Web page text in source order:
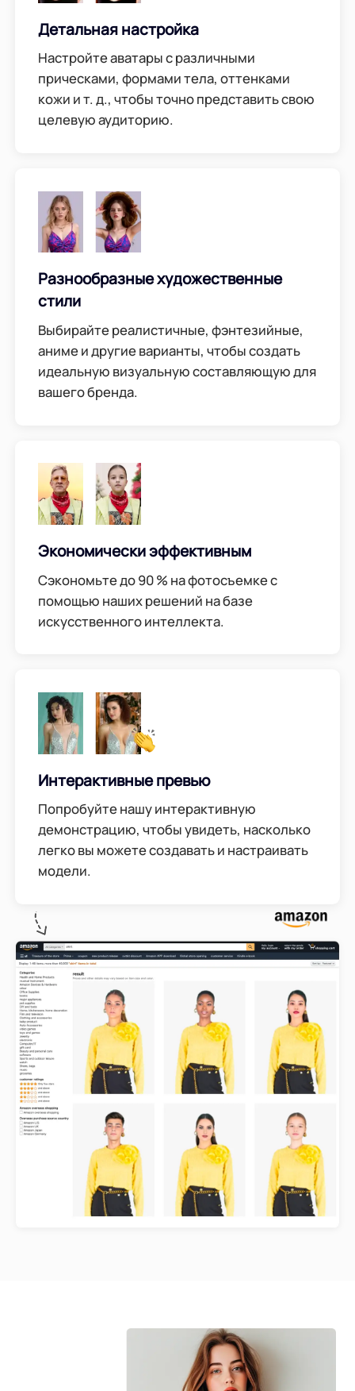
Детальная настройка
Настройте аватары с различными
прическами, формами тела, оттенками
кожи и т. д., чтобы точно представить свою
целевую аудиторию.
Разнообразные художественные
стили
Выбирайте реалистичные, фэнтезийные,
аниме и другие варианты, чтобы создать
идеальную визуальную составляющую для
вашего бренда.
Экономически эффективным
Сэкономьте до 90 % на фотосъемке с
помощью наших решений на базе
искусственного интеллекта.
Интерактивные превью
Попробуйте нашу интерактивную
демонстрацию, чтобы увидеть, насколько
легко вы можете создавать и настраивать
модели.